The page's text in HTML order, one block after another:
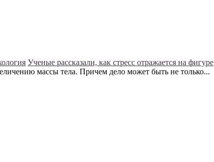
Ученые рассказали, как стресс отражается на фигуре
массы тела. Причем дело может быть не только...